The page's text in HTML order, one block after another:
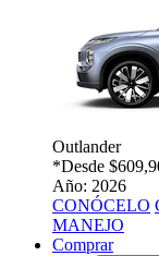
Outlander
*Desde
Año: 2026
CONÓCELO
MANEJO
Comprar